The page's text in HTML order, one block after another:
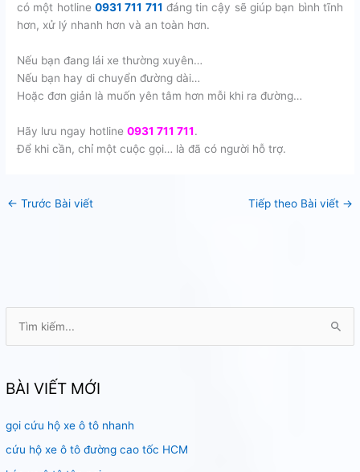
k
ế
m
:
BÀI VIẾT MỚI
gọi cứu hộ xe ô tô nhanh
cứu hộ xe ô tô đường cao tốc HCM
có một hotline 0931 711 711 đáng tin cậy sẽ giúp bạn bình tĩnh
hơn, xử lý nhanh hơn và an toàn hơn.
Nếu bạn đang lái xe thường xuyên…
Nếu bạn hay di chuyển đường dài…
Hoặc đơn giản là muốn yên tâm hơn mỗi khi ra đường…
Hãy lưu ngay hotline0931 711 711.
Để khi cần, chỉ một cuộc gọi… là đã có người hỗ trợ.
← Trước Bài viết Tiếp theo Bài viết →